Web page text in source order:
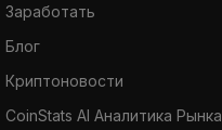
Заработать
Блог
Криптоновости
CoinStats AI Аналитика Рынка